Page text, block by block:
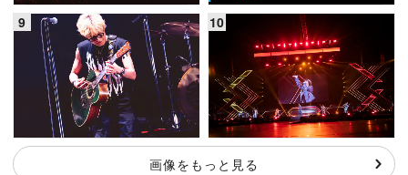
画像をもっと見る